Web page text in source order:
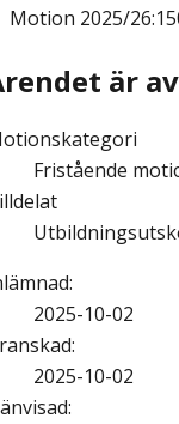
Motion 2025/
är
Fristående
:
2025-10-02
:
2025-10-02
: